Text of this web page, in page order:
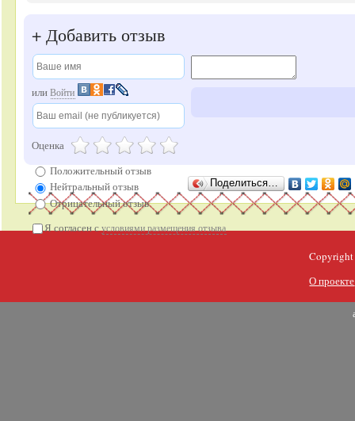
+ Добавить отзыв
илиВойти
Оценка
Положительный отзыв
Нейтральный отзыв
Отрицательный отзыв
Я согласен сусловиями размещения отзыва
Поделиться…
О проекте